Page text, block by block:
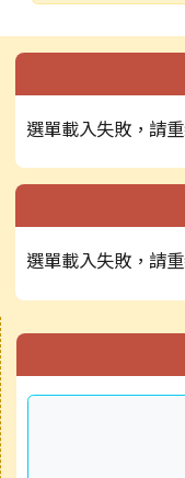
左邊區域內容
選單載入失敗，請
選單載入失敗，請
右邊區域內容